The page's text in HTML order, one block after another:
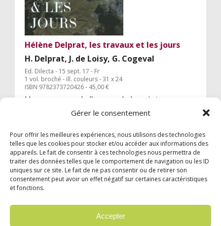
Gérer le consentement
Pour offrir les meilleures expériences, nous utilisons des technologies
telles que les cookies pour stocker et/ou accéder aux informations des
appareils. Le fait de consentir à ces technologies nous permettra de
traiter des données telles que le comportement de navigation ou les ID
uniques sur ce site. Le fait de ne pas consentir ou de retirer son
consentement peut avoir un effet négatif sur certaines caractéristiques
et fonctions.
Accepter
Hélène Delprat, les travaux et les jours
H. Delprat, J. de Loisy, G. Cogeval
Ed. Dilecta - 15 sept. 17 - Fr
1 vol. broché - ill. couleurs - 31 x 24
ISBN 9782373720426 - 45,00 €
Un panorama de l'œuvre de la peintre
française et des essais sur l'évolution de son